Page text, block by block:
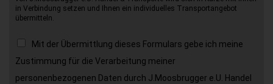
in Verbindung setzen und Ihnen ein individuelles Transportangebot
übermitteln.
Mit der Übermittlung dieses Formulars gebe ich meine
Zustimmung für die Verarbeitung meiner
personenbezogenen Daten durch J.Moosbrugger e.U. Handel